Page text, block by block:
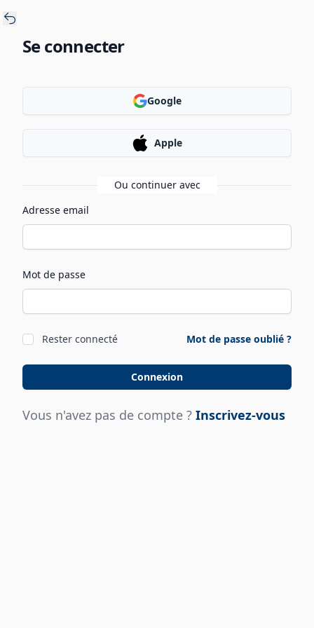
Se connecter
Google
Apple
Ou continuer avec
Adresse email
Mot de passe
Rester connecté Mot de passe oublié ?
Connexion
Vous n'avez pas de compte ? Inscrivez-vous